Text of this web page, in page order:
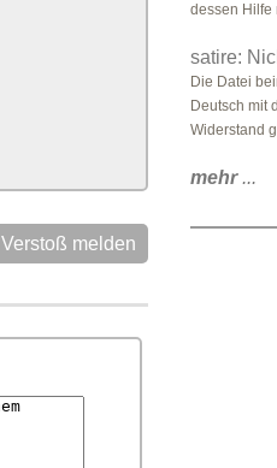
Verstoß melden
dessen Hilfe
satire:
Die Datei
Deutsch mit
Widerstand
mehr...